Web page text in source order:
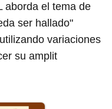
aborda el tema de
ser hallado"
variaciones
su amplit